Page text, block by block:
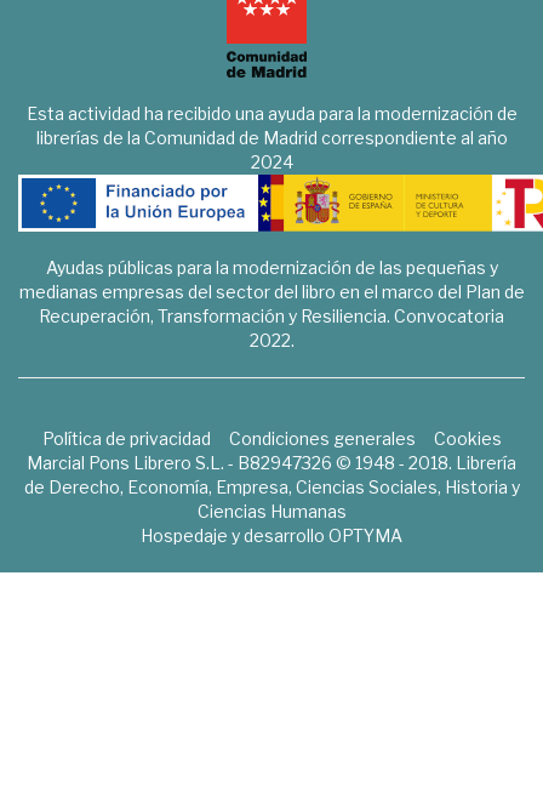
Esta actividad ha recibido una ayuda para la modernización de
librerías de la Comunidad de Madrid correspondiente al año
2024
Ayudas públicas para la modernización de las pequeñas y
medianas empresas del sector del libro en el marco del Plan de
Recuperación, Transformación y Resiliencia. Convocatoria
2022.
Política de privacidad Condiciones generales
Cookies
Marcial Pons Librero S.L. - B82947326 © 1948 - 2018. Librería
de Derecho, Economía, Empresa, Ciencias Sociales, Historia y
Ciencias Humanas
Hospedaje y desarrollo OPTYMA